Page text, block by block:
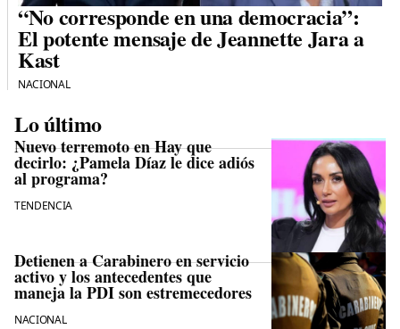
“No corresponde en una democracia”:
El potente mensaje de Jeannette Jara a
Kast
NACIONAL
Lo último
Nuevo terremoto en Hay que
decirlo: ¿Pamela Díaz le dice adiós
al programa?
TENDENCIA
Detienen a Carabinero en servicio
activo y los antecedentes que
maneja la PDI son estremecedores
NACIONAL